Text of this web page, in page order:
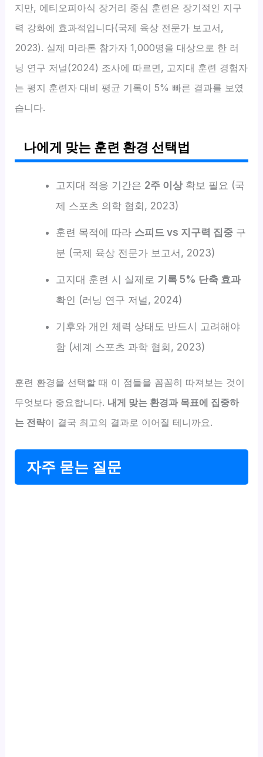
지만, 에티오피아식 장거리 중심 훈련은 장기적인 지구
력 강화에 효과적입니다(국제 육상 전문가 보고서,
2023). 실제 마라톤 참가자 1,000명을 대상으로 한 러
닝 연구 저널(2024) 조사에 따르면, 고지대 훈련 경험자
는 평지 훈련자 대비 평균 기록이 5% 빠른 결과를 보였
습니다.
나에게 맞는 훈련 환경 선택법
고지대 적응 기간은 2주 이상확보 필요 (국
제 스포츠 의학 협회, 2023)
훈련 목적에 따라 스피드 vs 지구력 집중구
분 (국제 육상 전문가 보고서, 2023)
고지대 훈련 시 실제로 기록 5% 단축 효과
확인 (러닝 연구 저널, 2024)
기후와 개인 체력 상태도 반드시 고려해야
함 (세계 스포츠 과학 협회, 2023)
훈련 환경을 선택할 때 이 점들을 꼼꼼히 따져보는 것이
무엇보다 중요합니다. 내게 맞는 환경과 목표에 집중하
는 전략이 결국 최고의 결과로 이어질 테니까요.
자주 묻는 질문